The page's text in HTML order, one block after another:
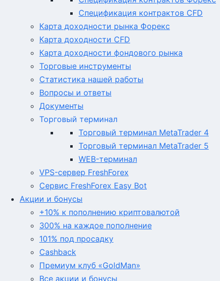
Спецификация контрактов CFD
Карта доходности рынка Форекс
Карта доходности CFD
Карта доходности фондового рынка
Торговые инструменты
Статистика нашей работы
Вопросы и ответы
Документы
Торговый терминал
Торговый терминал MetaTrader 4
Торговый терминал MetaTrader 5
WEB-терминал
VPS-сервер FreshForex
Сервис FreshForex Easy Bot
Акции и бонусы
+10% к пополнению криптовалютой
300% на каждое пополнение
101% под просадку
Cashback
Премиум клуб «GoldMan»
Все акции и бонусы